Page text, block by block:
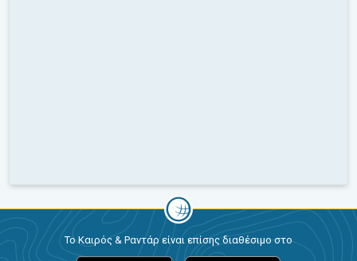
Το Καιρός & Ραντάρ είναι επίσης διαθέσιμο στο